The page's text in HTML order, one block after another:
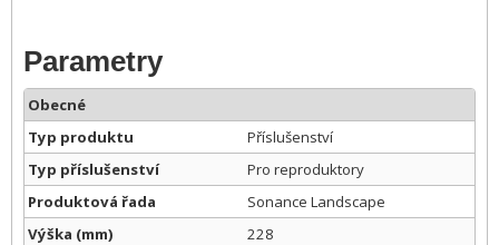
Parametry
Obecné
Typ produktu
Příslušenství
Typ příslušenství
Pro reproduktory
Produktová řada
Sonance Landscape
Výška (mm)
228